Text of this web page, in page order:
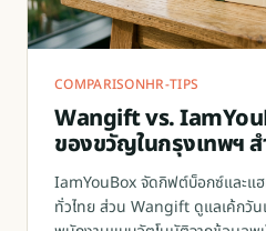
COMPARISONHR-TIPS
Wangift vs.
ของขวัญในกรุงเทพฯ
IamYouBox จัดกิฟต์บ็อกซ์และแฮ
ทั่วไทย ส่วน Wangift ดูแลเค้กวัน